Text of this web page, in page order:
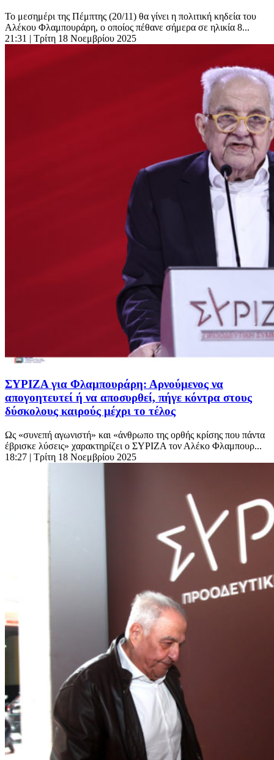
Το μεσημέρι της Πέμπτης (20/11) θα γίνει η πολιτική κηδεία του
Αλέκου Φλαμπουράρη, ο οποίος πέθανε σήμερα σε ηλικία 8...
21:31 | Τρίτη 18 Νοεμβρίου 2025
ΣΥΡΙΖΑ για Φλαμπουράρη: Αρνούμενος να
απογοητευτεί ή να αποσυρθεί, πήγε κόντρα στους
δύσκολους καιρούς μέχρι το τέλος
Ως «συνεπή αγωνιστή» και «άνθρωπο της ορθής κρίσης που πάντα
έβρισκε λύσεις» χαρακτηρίζει ο ΣΥΡΙΖΑ τον Αλέκο Φλαμπουρ...
18:27 | Τρίτη 18 Νοεμβρίου 2025